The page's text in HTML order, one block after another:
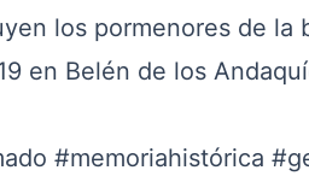
los pormenores de la
en Belén de los
#memoriahistórica